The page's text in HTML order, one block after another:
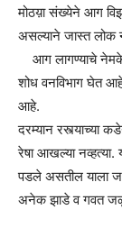
मोठय़ा संख्येने आग
असल्याने जास्त लोक
आग लागण्याचे
शोध वनविभाग घेत
आहे.
दरम्यान रस्त्याच्या
रेषा आखल्या नव्हत्या.
पडले असतील याला
अनेक झाडे व गवत